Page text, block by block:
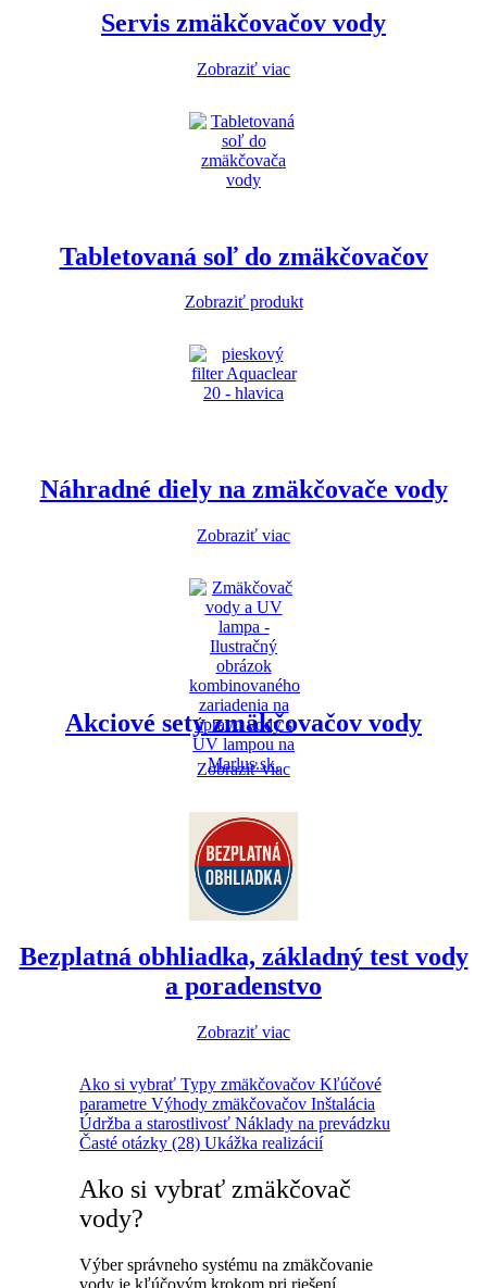
Servis zmäkčovačov vody
Zobraziť viac
Tabletovaná soľ do zmäkčovačov
Zobraziť produkt
Náhradné diely na zmäkčovače vody
Zobraziť viac
Akciové sety zmäkčovačov vody
Zobraziť viac
Bezplatná obhliadka, základný test vody
a poradenstvo
Zobraziť viac
Ako si vybrať Typy zmäkčovačov Kľúčové
parametre Výhody zmäkčovačov Inštalácia
Údržba a starostlivosť Náklady na prevádzku
Časté otázky (28) Ukážka realizácií
Ako si vybrať zmäkčovač
vody?
Výber správneho systému na zmäkčovanie
vody je kľúčovým krokom pri riešení